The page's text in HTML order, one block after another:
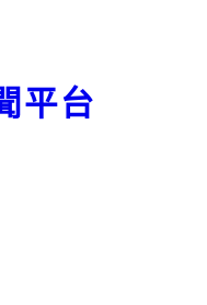
平台